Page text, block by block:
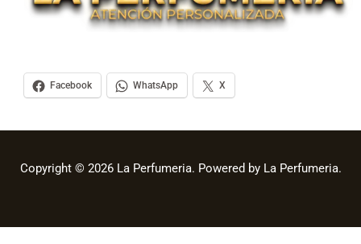
Facebook WhatsApp X
Copyright © 2026 La Perfumeria. Powered by La Perfumeria.